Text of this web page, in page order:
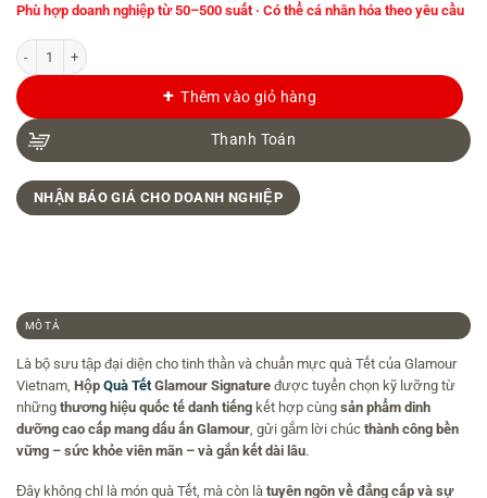
Phù hợp doanh nghiệp từ 50–500 suất · Có thể cá nhân hóa theo yêu cầu
Hộp Quà Tết Glamour Signature - Dấu Ấn Đẳng Cấp, Phúc Lộc Viên Mãn số
Thêm vào giỏ hàng
Thanh Toán
NHẬN BÁO GIÁ CHO DOANH NGHIỆP
MÔ TẢ
Là bộ sưu tập đại diện cho tinh thần và chuẩn mực quà Tết của Glamour
Vietnam, Hộp Quà TếtGlamour Signature được tuyển chọn kỹ lưỡng từ
những thương hiệu quốc tế danh tiếng kết hợp cùng sản phẩm dinh
dưỡng cao cấp mang dấu ấn Glamour, gửi gắm lời chúc thành công bền
vững – sức khỏe viên mãn – và gắn kết dài lâu.
Đây không chỉ là món quà Tết, mà còn là tuyên ngôn về đẳng cấp và sự